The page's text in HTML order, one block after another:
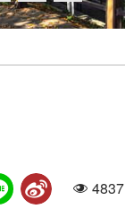
人氣4837